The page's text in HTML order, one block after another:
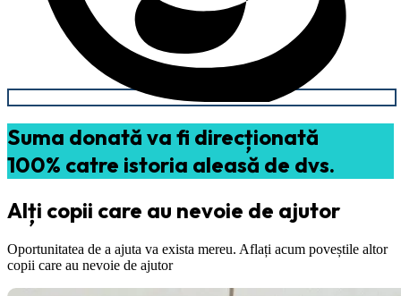
Suma donată va fi direcționată
100% catre istoria aleasă de dvs.
Alți copii care au nevoie de ajutor
Oportunitatea de a ajuta va exista mereu. Aflați acum poveștile altor
copii care au nevoie de ajutor